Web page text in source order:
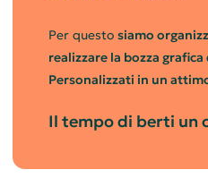
Per questo siamo
realizzare la bozza
Personalizzati in un
Il tempo di berti un